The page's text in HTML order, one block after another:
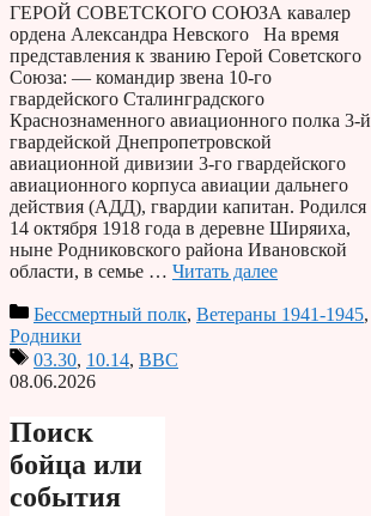
ГЕРОЙ СОВЕТСКОГО СОЮЗА кавалер
ордена Александра Невского На время
представления к званию Герой Советского
Союза: — командир звена 10-го
гвардейского Сталинградского
Краснознаменного авиационного полка 3-й
гвардейской Днепропетровской
авиационной дивизии 3-го гвардейского
авиационного корпуса авиации дальнего
действия (АДД), гвардии капитан. Родился
14 октября 1918 года в деревне Ширяиха,
ныне Родниковского района Ивановской
области, в семье … Читать далее
Бессмертный полк, Ветераны 1941-1945,
Родники
03.30, 10.14, ВВС
08.06.2026
Поиск
бойца или
события